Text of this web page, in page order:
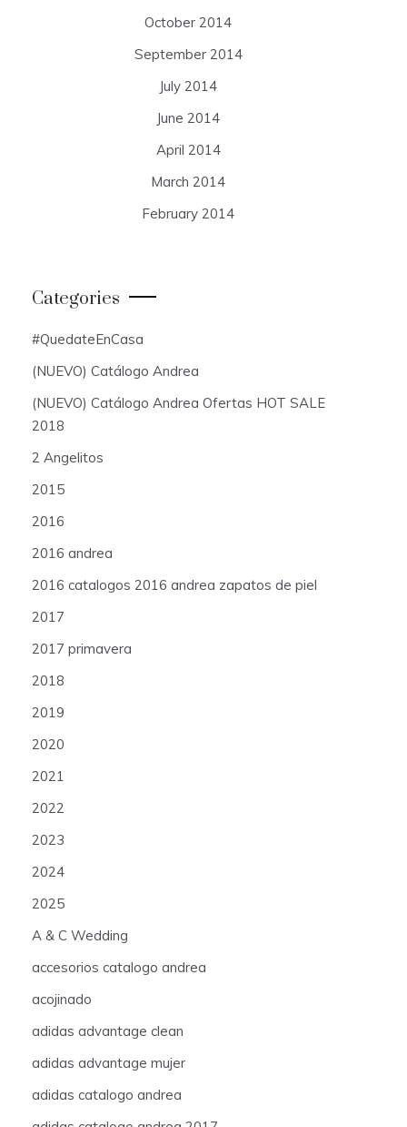
October 2014
September 2014
July 2014
June 2014
April 2014
March 2014
February 2014
Categories
#QuedateEnCasa
(NUEVO) Catálogo Andrea
(NUEVO) Catálogo Andrea Ofertas HOT SALE
2018
2 Angelitos
2015
2016
2016 andrea
2016 catalogos 2016 andrea zapatos de piel
2017
2017 primavera
2018
2019
2020
2021
2022
2023
2024
2025
A & C Wedding
accesorios catalogo andrea
acojinado
adidas advantage clean
adidas advantage mujer
adidas catalogo andrea